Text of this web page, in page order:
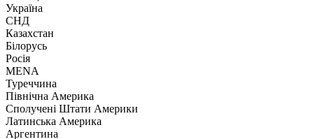
Україна
СНД
Казахстан
Білорусь
Росія
MENA
Туреччина
Північна Америка
Сполучені Штати Америки
Латинська Америка
Аргентина